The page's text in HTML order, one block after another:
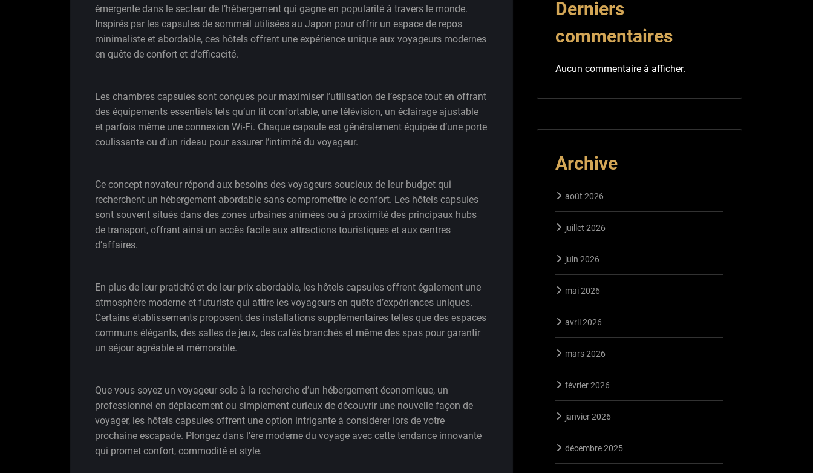
émergente dans le secteur de l’hébergement qui gagne en popularité à travers le monde.
Inspirés par les capsules de sommeil utilisées au Japon pour offrir un espace de repos
minimaliste et abordable, ces hôtels offrent une expérience unique aux voyageurs modernes
en quête de confort et d’efficacité.
Les chambres capsules sont conçues pour maximiser l’utilisation de l’espace tout en offrant
des équipements essentiels tels qu’un lit confortable, une télévision, un éclairage ajustable
et parfois même une connexion Wi-Fi. Chaque capsule est généralement équipée d’une porte
coulissante ou d’un rideau pour assurer l’intimité du voyageur.
Ce concept novateur répond aux besoins des voyageurs soucieux de leur budget qui
recherchent un hébergement abordable sans compromettre le confort. Les hôtels capsules
sont souvent situés dans des zones urbaines animées ou à proximité des principaux hubs
de transport, offrant ainsi un accès facile aux attractions touristiques et aux centres
d’affaires.
En plus de leur praticité et de leur prix abordable, les hôtels capsules offrent également une
atmosphère moderne et futuriste qui attire les voyageurs en quête d’expériences uniques.
Certains établissements proposent des installations supplémentaires telles que des espaces
communs élégants, des salles de jeux, des cafés branchés et même des spas pour garantir
un séjour agréable et mémorable.
Que vous soyez un voyageur solo à la recherche d’un hébergement économique, un
professionnel en déplacement ou simplement curieux de découvrir une nouvelle façon de
voyager, les hôtels capsules offrent une option intrigante à considérer lors de votre
prochaine escapade. Plongez dans l’ère moderne du voyage avec cette tendance innovante
qui promet confort, commodité et style.
Derniers
commentaires
Aucun commentaire à afficher.
Archive
août 2026
juillet 2026
juin 2026
mai 2026
avril 2026
mars 2026
février 2026
janvier 2026
décembre 2025